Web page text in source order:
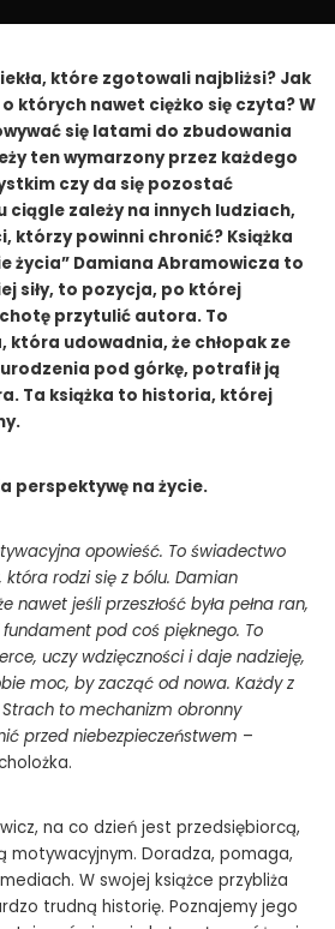
które zgotowali najbliżsi? Jak
których nawet ciężko się czyta? W
się latami do zbudowania
ten wymarzony przez każdego
czy da się pozostać
ciągle zależy na innych ludziach,
którzy powinni chronić? Książka
życia” Damiana Abramowicza to
siły, to pozycja, po której
przytulić autora. To
udowadnia, że chłopak ze
pod górkę, potrafił ją
Ta książka to historia, której
perspektywę na życie.
opowieść. To świadectwo
która rodzi się z bólu. Damian
nawet jeśli przeszłość była pełna ran,
pod coś pięknego. To
uczy wdzięczności i daje nadzieję,
moc, by zacząć od nowa. Każdy z
to mechanizm obronny
przed niebezpieczeństwem –
na co dzień jest przedsiębiorcą,
motywacyjnym. Doradza, pomaga,
W swojej książce przybliża
trudną historię. Poznajemy jego